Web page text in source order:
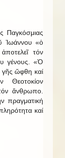
Παγκόσμιας
Ἰωάννου «ὁ
τόν
γένους. «Ὁ
γῆς ὤφθη καί
Θεοτοκίον
ἄνθρωπο.
πραγματική
καί